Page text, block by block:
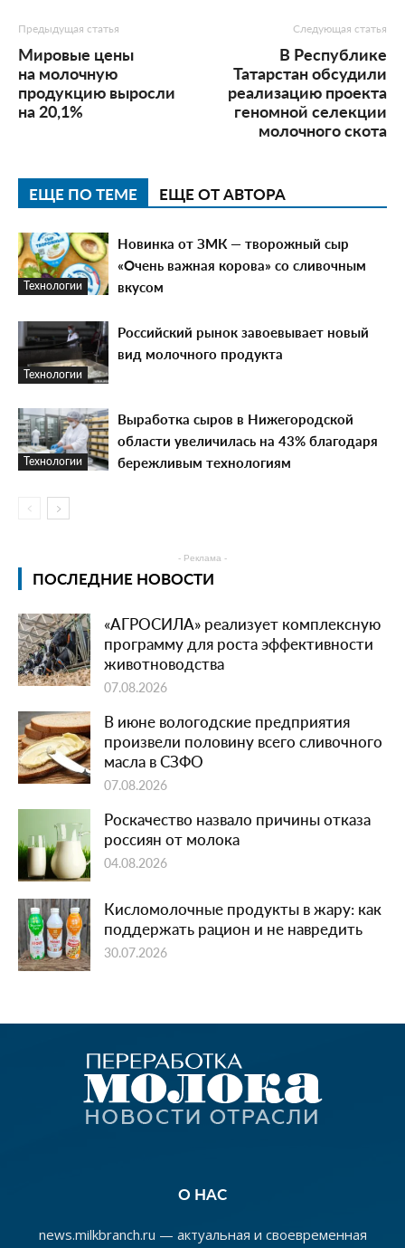
Предыдущая статья
Мировые цены
на молочную
продукцию выросли
на 20,1%
Следующая статья
В Республике
Татарстан обсудили
реализацию проекта
геномной селекции
молочного скота
ЕЩЕ ПО ТЕМЕ ЕЩЕ ОТ АВТОРА
Технологии
Новинка от ЗМК — творожный сыр
«Очень важная корова» со сливочным
вкусом
Технологии
Российский рынок завоевывает новый
вид молочного продукта
Технологии
Выработка сыров в Нижегородской
области увеличилась на 43% благодаря
бережливым технологиям
- Реклама -
ПОСЛЕДНИЕ НОВОСТИ
«АГРОСИЛА» реализует комплексную
программу для роста эффективности
животноводства
07.08.2026
В июне вологодские предприятия
произвели половину всего сливочного
масла в СЗФО
07.08.2026
Роскачество назвало причины отказа
россиян от молока
04.08.2026
Кисломолочные продукты в жару: как
поддержать рацион и не навредить
30.07.2026
О НАС
news.milkbranch.ru — актуальная и своевременная